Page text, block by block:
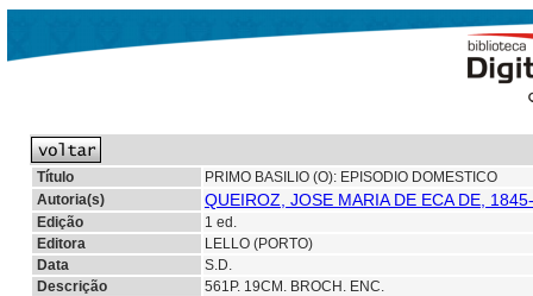
Título
PRIMO BASILIO (O): EPISODIO DOMESTICO
Autoria(s)
QUEIROZ, JOSE MARIA DE ECA DE,
Edição
1 ed.
Editora
LELLO (PORTO)
Data
S.D.
Descrição
561P. 19CM. BROCH. ENC.